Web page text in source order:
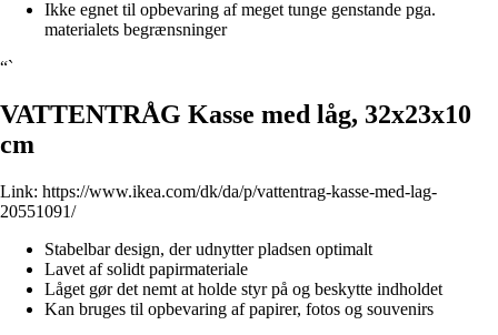
Ikke egnet til opbevaring af meget tunge genstande pga.
materialets begrænsninger
“`
VATTENTRÅG Kasse med låg, 32x23x10
cm
Link: https://www.ikea.com/dk/da/p/vattentrag-kasse-med-lag-
20551091/
Stabelbar design, der udnytter pladsen optimalt
Lavet af solidt papirmateriale
Låget gør det nemt at holde styr på og beskytte indholdet
Kan bruges til opbevaring af papirer, fotos og souvenirs